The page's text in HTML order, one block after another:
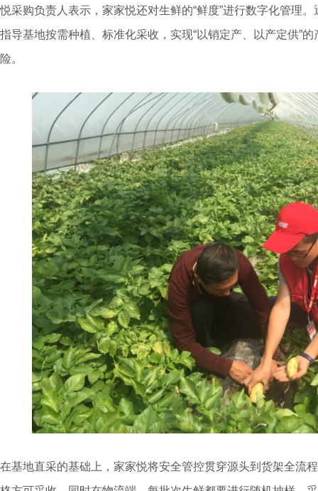
悦采购负责人表示，家家悦还对生鲜的“鲜度”进行数字化管理
指导基地按需种植、标准化采收，实现“以销定产、以产定供”
险。
在基地直采的基础上，家家悦将安全管控贯穿源头到货架全流